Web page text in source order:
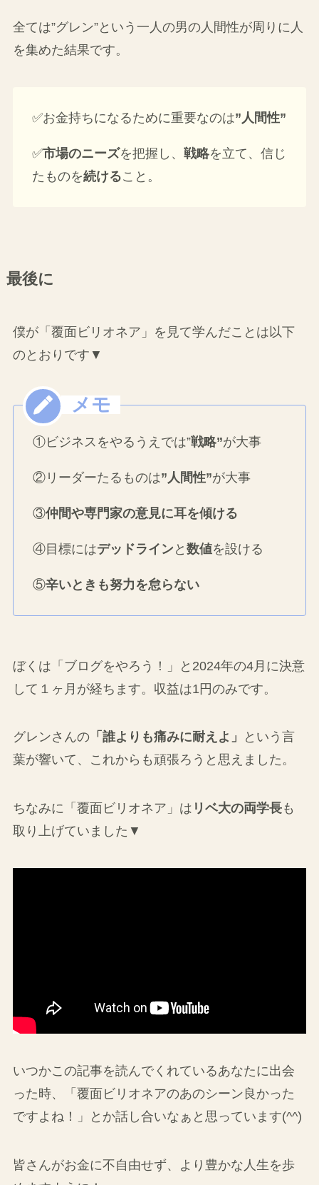
全ては”グレン”という一人の男の人間性が周りに人
を集めた結果です。
✅お金持ちになるために重要なのは”人間性”
✅市場のニーズを把握し、 戦略を立て、信じ
たものを続けること。
最後に
僕が「覆面ビリオネア」を見て学んだことは以下
のとおりです▼
①ビジネスをやるうえでは”戦略”が大事
②リーダーたるものは”人間性”が大事
③仲間や専門家の意見に耳を傾ける
④目標にはデッドライン と 数値を設ける
⑤辛いときも努力を怠らない
ぼくは「ブログをやろう！」と2024年の4月に決意
して１ヶ月が経ちます。収益は1円のみです。
グレンさんの「誰よりも痛みに耐えよ」
という言
葉が響いて、これからも頑張ろうと思えました。
ちなみに「覆面ビリオネア」は リベ大の両学長も
取り上げていました▼
いつかこの記事を読んでくれているあなたに出会
った時、「覆面ビリオネアのあのシーン良かった
ですよね！」とか話し合いなぁと思っています(^^)
皆さんがお金に不自由せず、より豊かな人生を歩